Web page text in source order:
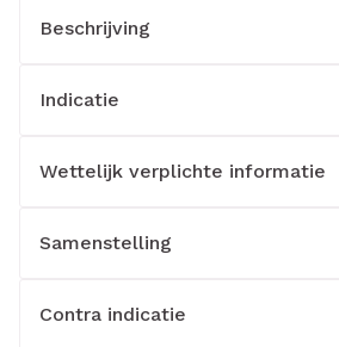
Beschrijving
Indicatie
Wettelijk verplichte informatie
Samenstelling
Contra indicatie